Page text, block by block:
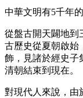
中華文明有5千年的
從盤古開天闢地到
古歷史從夏朝啟始
飾，見諸於經史子
清朝結束到現在。
對現代人來說，由